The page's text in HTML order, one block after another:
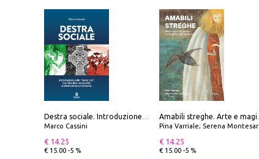
Marco Cassini
€ 14.25
€ 15.00 -5 %
Pina Varriale; Serena Montesarchio
€ 14.25
€ 15.00 -5 %